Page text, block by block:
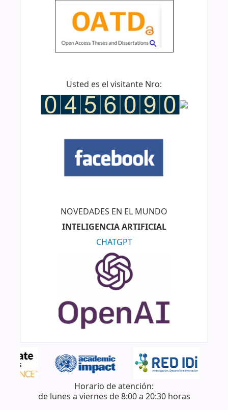
Usted es el visitante Nro:
NOVEDADES EN EL MUNDO
INTELIGENCIA ARTIFICIAL
CHATGPT
Horario de atención:
de lunes a viernes de 8:00 a 20:30 horas